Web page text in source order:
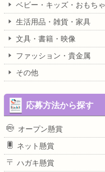
ベビー・キッズ・おもちゃ
生活用品・雑貨・家具
文具・書籍・映像
ファッション・貴金属
その他
応募方法から探す
オープン懸賞
ネット懸賞
ハガキ懸賞